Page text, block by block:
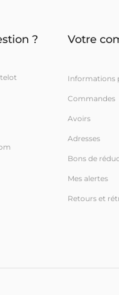
? Votre
Informations
Commandes
Avoirs
Adresses
Bons de
Mes alertes
Retours et